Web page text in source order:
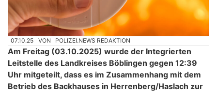
07.10.25 VON POLIZEI.NEWS REDAKTION
Am Freitag (03.10.2025) wurde der Integrierten
Leitstelle des Landkreises Böblingen gegen 12:39
Uhr mitgeteilt, dass es im Zusammenhang mit dem
Betrieb des Backhauses in Herrenberg/Haslach zur